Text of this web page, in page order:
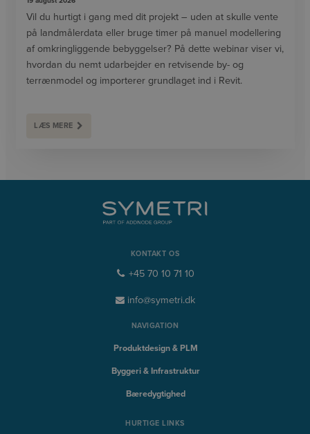
Vil du hurtigt i gang med dit projekt – uden at skulle vente
på landmålerdata eller bruge timer på manuel modellering
af omkringliggende bebyggelser? På dette webinar viser vi,
hvordan du nemt udarbejder en retvisende by- og
terrænmodel og importerer grundlaget ind i Revit.
LÆS MERE
KONTAKT OS
+45 70 10 71 10
info@symetri.dk
NAVIGATION
Produktdesign & PLM
Byggeri & Infrastruktur
Bæredygtighed
HURTIGE LINKS